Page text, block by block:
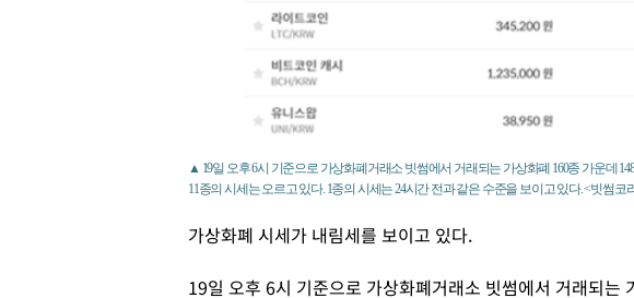
▲ 19일 오후 6시 기준으로 가상화폐거래소 빗썸에서 거래되는 가상화폐 160종 가운데
11종의 시세는 오르고 있다. 1종의 시세는 24시간 전과 같은 수준을 보이고 있다. <빗썸코
가상화폐 시세가 내림세를 보이고 있다.
19일 오후 6시 기준으로 가상화폐거래소 빗썸에서 거래되는